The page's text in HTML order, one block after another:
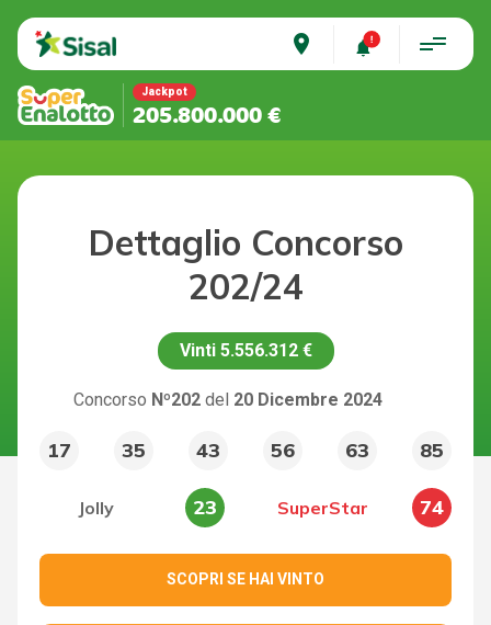
place
Jackpot
205.800.000 €
Dettaglio Concorso
202/24
Vinti 5.556.312 €
Concorso Nº202 del 20 Dicembre 2024
17 35 43 56 63 85
Jolly 23 SuperStar 74
SCOPRI SE HAI VINTO